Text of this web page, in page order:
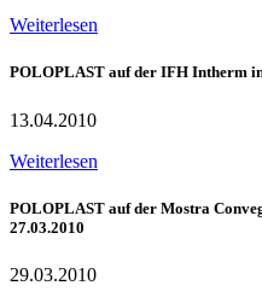
Weiterlesen
POLOPLAST auf der IFH Intherm
13.04.2010
Weiterlesen
POLOPLAST auf der Mostra
27.03.2010
29.03.2010